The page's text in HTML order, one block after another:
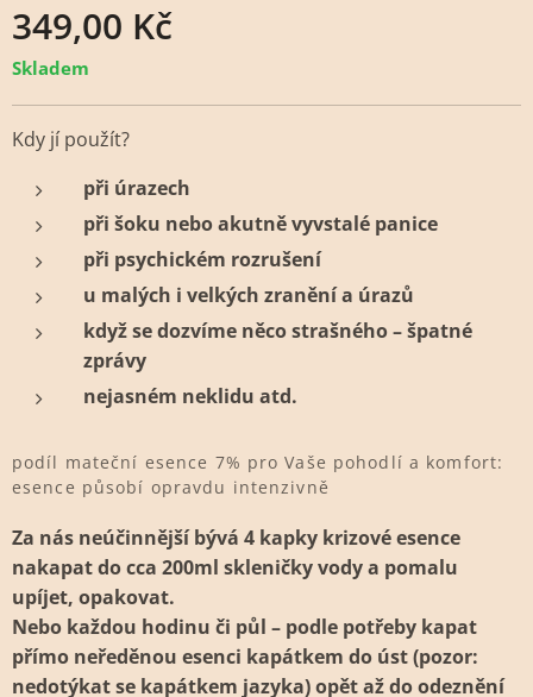
349,00 Kč
Skladem
Kdy jí použít?
při úrazech
při šoku nebo akutně vyvstalé panice
při psychickém rozrušení
u malých i velkých zranění a úrazů
když se dozvíme něco strašného – špatné
zprávy
nejasném neklidu atd.
podíl mateční esence 7% pro Vaše pohodlí a komfort:
esence působí opravdu intenzivně
Za nás neúčinnější bývá 4 kapky krizové esence
nakapat do cca 200ml skleničky vody a pomalu
upíjet, opakovat.
Nebo každou hodinu či půl – podle potřeby kapat
přímo neředěnou esenci kapátkem do úst (pozor:
nedotýkat se kapátkem jazyka) opět až do odeznění